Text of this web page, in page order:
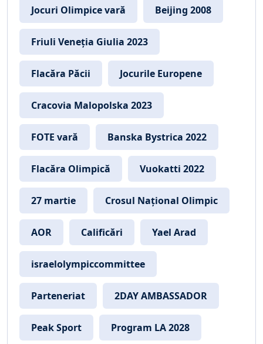
Jocuri Olimpice vară Beijing 2008
Friuli Veneția Giulia 2023
Flacăra Păcii Jocurile Europene
Cracovia Malopolska 2023
FOTE vară Banska Bystrica 2022
Flacăra Olimpică Vuokatti 2022
27 martie Crosul Național Olimpic
AOR Calificări Yael Arad
israelolympiccommittee
Parteneriat 2DAY AMBASSADOR
Peak Sport Program LA 2028